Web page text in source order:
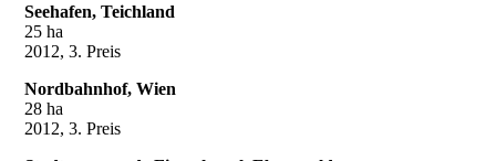
Seehafen, Teichland
25 ha
2012, 3. Preis
Nordbahnhof, Wien
28 ha
2012, 3. Preis